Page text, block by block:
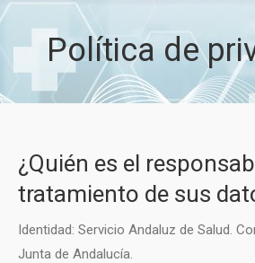
Política de
¿Quién es el
tratamiento de sus
Identidad: Servicio Andaluz de Salud.
Junta de Andalucía.